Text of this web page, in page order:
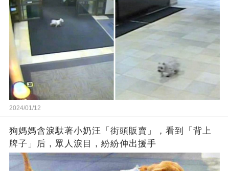
2024/01/12
狗媽媽含淚馱著小奶汪「街頭販賣」，看到「背上
牌子」后，眾人淚目，紛紛伸出援手